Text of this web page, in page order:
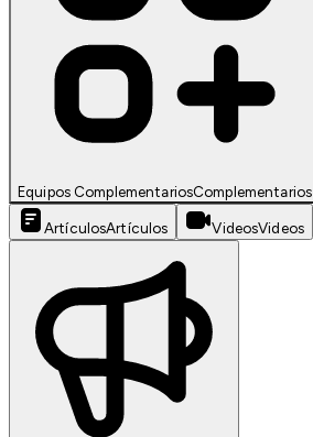
Equipos ComplementariosComplementarios
ArtículosArtículos VideosVideos